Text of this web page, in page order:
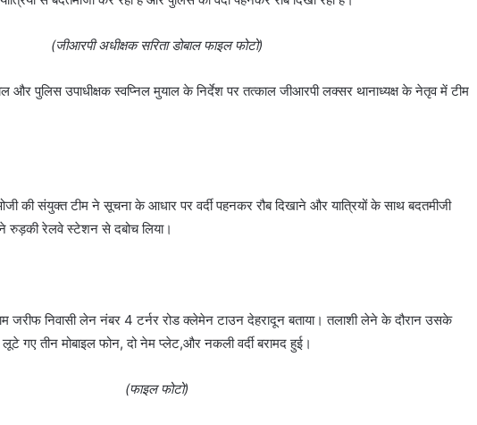
(जीआरपी अधीक्षक सरिता डोबाल फाइल फोटो)
और पुलिस उपाधीक्षक स्वप्निल मुयाल के निर्देश पर तत्काल जीआरपी लक्सर थानाध्यक्ष के नेतृव में टीम
की संयुक्त टीम ने सूचना के आधार पर वर्दी पहनकर रौब दिखाने और यात्रियों के साथ बदतमीजी
रुड़की रेलवे स्टेशन से दबोच लिया।
जरीफ निवासी लेन नंबर 4 टर्नर रोड क्लेमेन टाउन देहरादून बताया। तलाशी लेने के दौरान उसके
गए तीन मोबाइल फोन, दो नेम प्लेट,और नकली वर्दी बरामद हुई।
(फाइल फोटो)